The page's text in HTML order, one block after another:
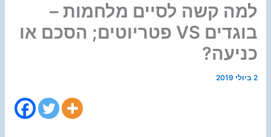
למה קשה לסיים מלחמות –
בוגדים VS פטריוטים; הסכם או
כניעה?
2 ביולי 2019